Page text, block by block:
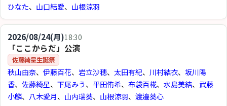
ひなた、 山口結愛、 山根涼羽
2026/08/24(月)18:30
「ここからだ」公演
佐藤綺星生誕祭
秋山由奈、 伊藤百花、 岩立沙穂、 太田有紀、 川村結衣、 坂川陽
香、 佐藤綺星、 下尾みう、 平田侑希、 布袋百椛、 水島美結、 武藤
小麟、 八木愛月、 山内瑞葵、 山根涼羽、 渡邉葵心